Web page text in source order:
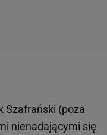
Szafrański (poza
nienadającymi się